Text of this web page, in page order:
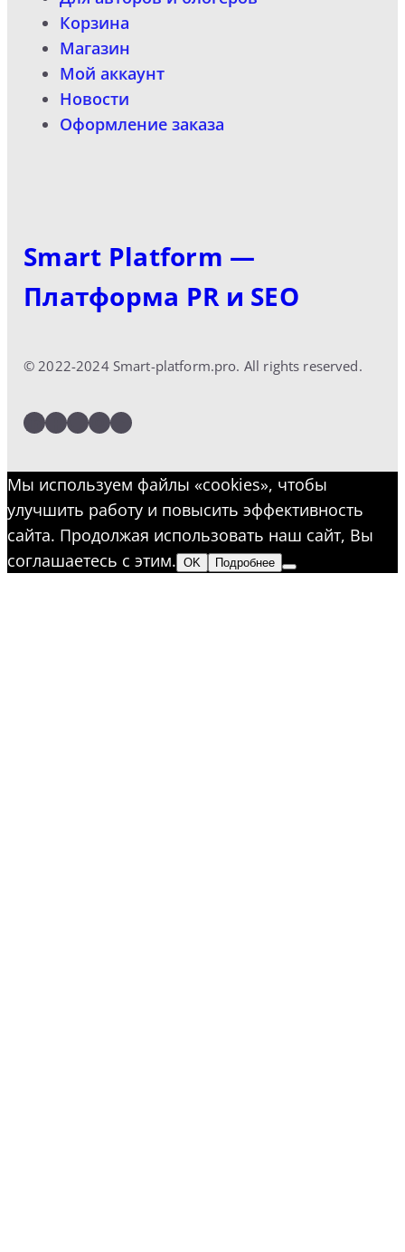
Корзина
Магазин
Мой аккаунт
Новости
Оформление заказа
Smart Platform —
Платформа PR и SEO
© 2022-2024 Smart-platform.pro. All rights reserved.
LinkedIn
Facebook
Twitter
Instagram
YouTube
Мы используем файлы «cookies», чтобы
улучшить работу и повысить эффективность
сайта. Продолжая использовать наш сайт, Вы
соглашаетесь с этим. OK Подробнее